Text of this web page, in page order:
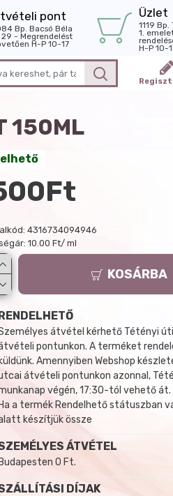
pont
Bp. Bacsó Béla
29 - Megrendelést
H-P 10-17
Üzlet
1119
1.
H-P 10-
150ML
4316734094946
10.00 Ft/ ml
KOSÁRBA
átvétel kérhető Tétényi
pontunkon. A terméket
küldünk. Amennyiben Webshop
átvételi pontunkon azonnal,
végén, 17:30-tól vehető
Ha a termék Rendelhető státuszban
készítjük össze
ÁTVÉTEL
Budapesten 0 Ft.
DÍJAK